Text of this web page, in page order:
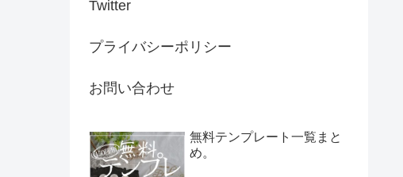
Twitter
プライバシーポリシー
お問い合わせ
無料テンプレート一覧まと
め。